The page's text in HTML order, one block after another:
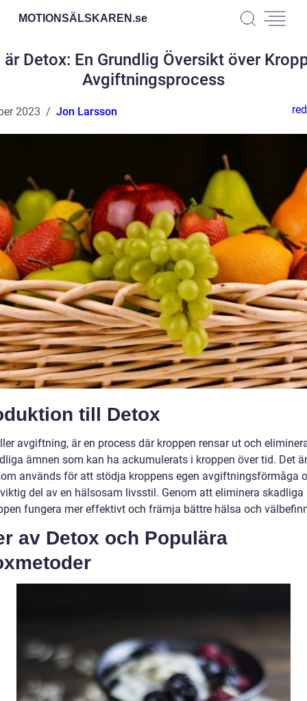
MOTIONSÄLSKAREN.se
är Detox: En Grundlig Översikt över
Avgiftningsprocess
2023 Jon Larsson
till Detox
avgiftning, är en process där kroppen rensar ut och
ämnen som kan ha ackumulerats i kroppen över tid. Det
används för att stödja kroppens egen avgiftningsförmåga
del av en hälsosam livsstil. Genom att eliminera skadliga
fungera mer effektivt och främja bättre hälsa och
av Detox och Populära